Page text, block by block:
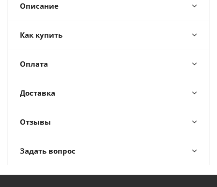
Описание
Как купить
Оплата
Доставка
Отзывы
Задать вопрос